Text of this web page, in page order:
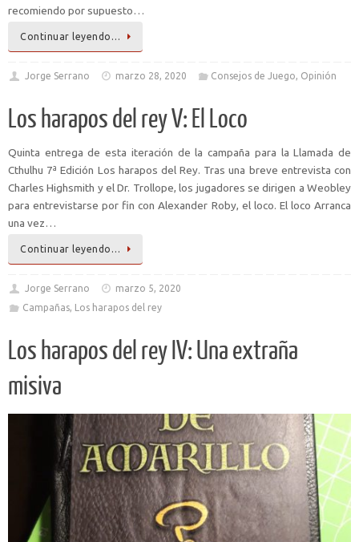
recomiendo por supuesto…
Continuar leyendo…
Jorge Serrano marzo 28, 2020 Consejos de Juego, Opinión
Los harapos del rey V: El Loco
Quinta entrega de esta iteración de la campaña para la Llamada de
Cthulhu 7ª Edición Los harapos del Rey. Tras una breve entrevista con
Charles Highsmith y el Dr. Trollope, los jugadores se dirigen a Weobley
para entrevistarse por fin con Alexander Roby, el loco. El loco Arranca
una vez…
Continuar leyendo…
Jorge Serrano
marzo 5, 2020
Campañas, Los harapos del rey
Los harapos del rey IV: Una extraña
misiva